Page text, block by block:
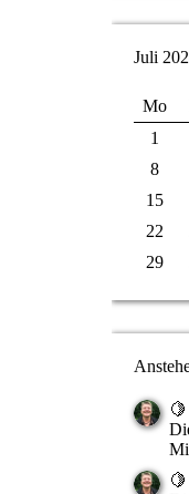
Juli
Mo
1
8
15
22
29